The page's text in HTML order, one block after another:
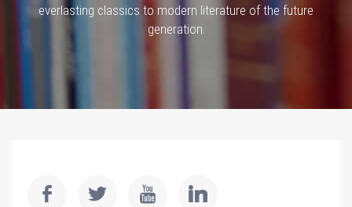
everlasting classics to modern literature of the future
generation.